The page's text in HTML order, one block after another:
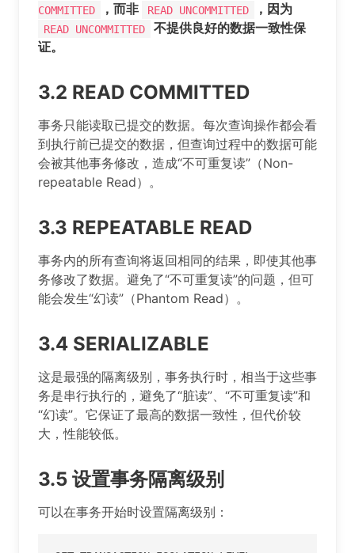
COMMITTED
，而非 READ UNCOMMITTED ，因为
READ UNCOMMITTED
不提供良好的数据一致性保
证。
3.2 READ COMMITTED
事务只能读取已提交的数据。每次查询操作都会看
到执行前已提交的数据，但查询过程中的数据可能
会被其他事务修改，造成“不可重复读”（Non-
repeatable Read）。
3.3 REPEATABLE READ
事务内的所有查询将返回相同的结果，即使其他事
务修改了数据。避免了“不可重复读”的问题，但可
能会发生“幻读”（Phantom Read）。
3.4 SERIALIZABLE
这是最强的隔离级别，事务执行时，相当于这些事
务是串行执行的，避免了“脏读”、“不可重复读”和
“幻读”。它保证了最高的数据一致性，但代价较
大，性能较低。
3.5 设置事务隔离级别
可以在事务开始时设置隔离级别：